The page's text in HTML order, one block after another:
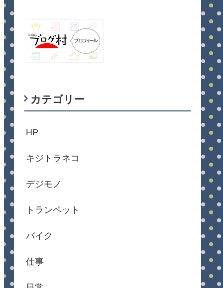
カテゴリー
HP
キジトラネコ
デジモノ
トランペット
バイク
仕事